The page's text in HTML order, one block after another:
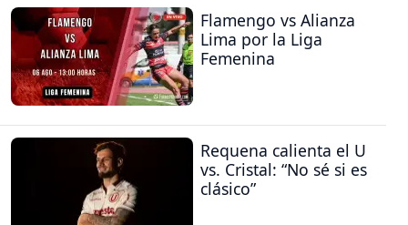
Flamengo vs Alianza
Lima por la Liga
Femenina
Requena calienta el U
vs. Cristal: “No sé si es
clásico”